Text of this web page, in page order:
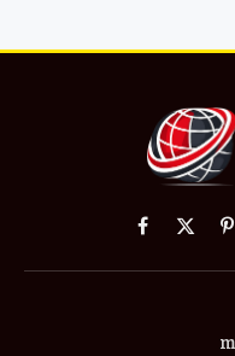
Facebook
X